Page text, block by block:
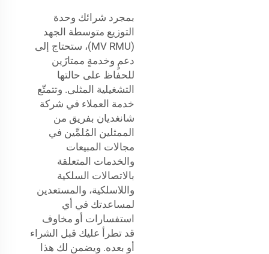
بمجرد شرائك وحدة
التوزيع متوسطة الجهد
(MV RMU)، ستحتاج إلى
دعمٍ وخدمةٍ ممتازَين
للحفاظ على حالتها
التشغيلية المثلى. وتتمتّع
خدمة العملاء في شركة
شانغديان بفريق من
الممثلين المُلمِّين في
مجالات المبيعات
والخدمات المتعلقة
بالاتصالات السلكية
واللاسلكية، والمستعدين
لمساعدتك في أي
استفسارات أو مخاوف
قد تطرأ عليك قبل الشراء
أو بعده. ويضمن لك هذا